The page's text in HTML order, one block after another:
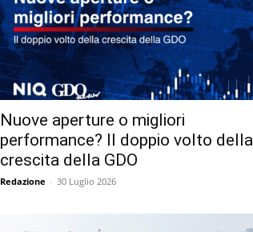
Nuove aperture o migliori
performance? Il doppio volto della
crescita della GDO
Redazione - 30 Luglio 2026